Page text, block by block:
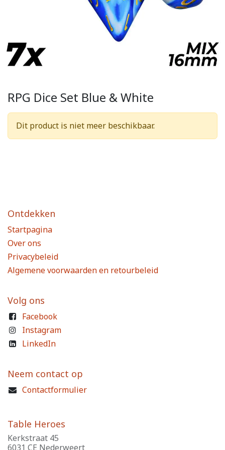
RPG Dice Set Blue & White
Dit product is niet meer beschikbaar.
Ontdekken
Startpagina
Over ons
Privacybeleid
Algemene voorwaarden en retourbeleid
Volg ons
Facebook
Instagram
LinkedIn
Neem contact op
Contactformulier
Table Heroes
Kerkstraat 45
6031 CE Nederweert